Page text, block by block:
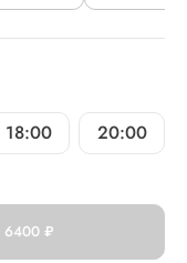
18:00 20:00
6400 ₽